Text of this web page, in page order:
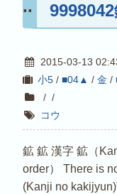
2015-03-13
小5/ ■04▲ / 金 /
/ /
コウ
鉱 鉱 漢字 鉱（
order） There is
(Kanji no